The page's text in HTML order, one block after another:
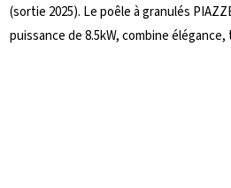
(sortie 2025). Le poêle à granulés
puissance de 8.5kW, combine